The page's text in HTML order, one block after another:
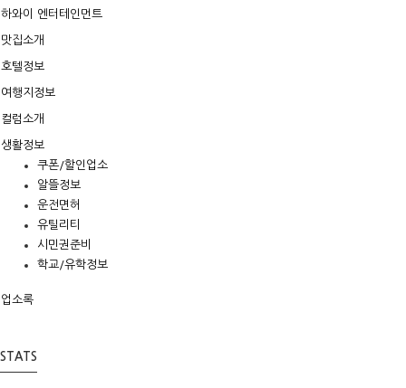
하와이 엔터테인먼트
맛집소개
호텔정보
여행지정보
컬럼소개
생활정보
쿠폰/할인업소
알뜰정보
운전면허
유틸리티
시민권준비
학교/유학정보
업소록
STATS